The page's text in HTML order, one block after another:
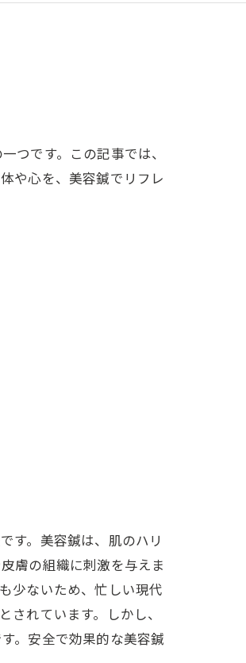
つです。この記事では、
や心を、美容鍼でリフレ
す。美容鍼は、肌のハリ
膚の組織に刺激を与えま
少ないため、忙しい現代
れています。しかし、
。安全で効果的な美容鍼